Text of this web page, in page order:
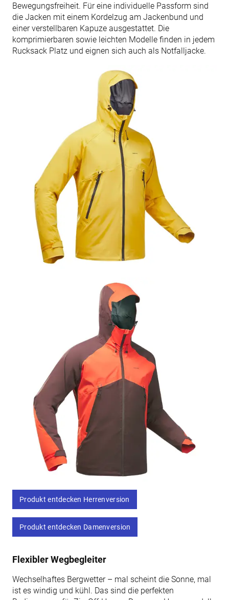
Bewegungsfreiheit. Für eine individuelle Passform sind
die Jacken mit einem Kordelzug am Jackenbund und
einer verstellbaren Kapuze ausgestattet. Die
komprimierbaren sowie leichten Modelle finden in jedem
Rucksack Platz und eignen sich auch als Notfalljacke.
Produkt entdecken Herrenversion
Produkt entdecken Damenversion
Flexibler Wegbegleiter
Wechselhaftes Bergwetter – mal scheint die Sonne, mal
ist es windig und kühl. Das sind die perfekten